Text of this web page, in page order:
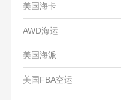
美国海卡
AWD海运
美国海派
美国FBA空运